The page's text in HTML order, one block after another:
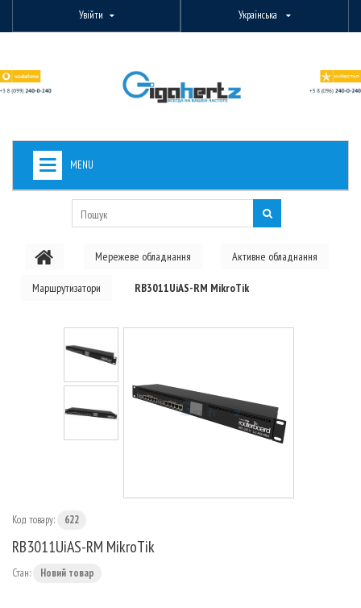
Увійти Українська
MENU
PON ОБЛАДНАННЯ
КАБЕЛЬНА ПРОДУКЦІЯ
МАРШРУТИЗАТОРИ
Мережеве обладнання Активне обладнання
Маршрутизатори RB3011UiAS-RM MikroTik
Код товару: 622
RB3011UiAS-RM MikroTik
Стан: Новий товар